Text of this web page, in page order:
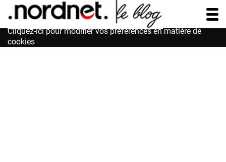
Accessibilité : non conforme
Cliquez-ici pour modifier vos préférences en matière de
cookies